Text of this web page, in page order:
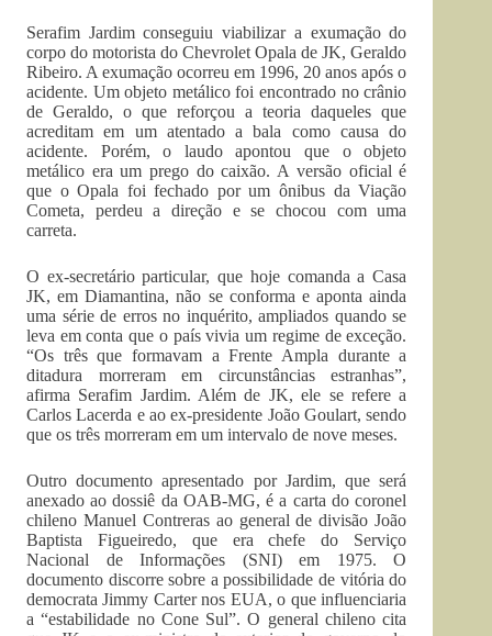
Serafim Jardim conseguiu viabilizar a exumação do
corpo do motorista do Chevrolet Opala de JK, Geraldo
Ribeiro. A exumação ocorreu em 1996, 20 anos após o
acidente. Um objeto metálico foi encontrado no crânio
de Geraldo, o que reforçou a teoria daqueles que
acreditam em um atentado a bala como causa do
acidente. Porém, o laudo apontou que o objeto
metálico era um prego do caixão. A versão oficial é
que o Opala foi fechado por um ônibus da Viação
Cometa, perdeu a direção e se chocou com uma
carreta.
O ex-secretário particular, que hoje comanda a Casa
JK, em Diamantina, não se conforma e aponta ainda
uma série de erros no inquérito, ampliados quando se
leva em conta que o país vivia um regime de exceção.
“Os três que formavam a Frente Ampla durante a
ditadura morreram em circunstâncias estranhas”,
afirma Serafim Jardim. Além de JK, ele se refere a
Carlos Lacerda e ao ex-presidente João Goulart, sendo
que os três morreram em um intervalo de nove meses.
Outro documento apresentado por Jardim, que será
anexado ao dossiê da OAB-MG, é a carta do coronel
chileno Manuel Contreras ao general de divisão João
Baptista Figueiredo, que era chefe do Serviço
Nacional de Informações (SNI) em 1975. O
documento discorre sobre a possibilidade de vitória do
democrata Jimmy Carter nos EUA, o que influenciaria
a “estabilidade no Cone Sul”. O general chileno cita